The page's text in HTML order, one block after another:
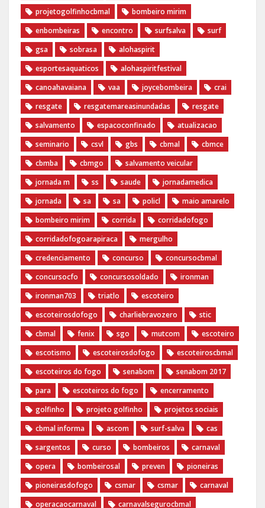
projetogolfinhocbmal
bombeiro mirim
enbombeiras
encontro surfsalva
surf
gsa
sobrasa
alohaspirit
esportesaquaticos
alohaspiritfestival
canoahavaiana
vaa joycebombeira
crai
resgate
resgatemareasinundadas
resgate
salvamento
espacoconfinado
atualizacao
seminario
csvl gbs cbmal
cbmce
cbmba
cbmgo
salvamento veicular
jornada m
ss saude
jornadamedica
jornada
sa sa policl
maio amarelo
bombeiro mirim
corrida
corridadofogo
corridadofogoarapiraca
mergulho
credenciamento
concurso
concursocbmal
concursocfo
concursosoldado
ironman
ironman703
triatlo
escoteiro
escoteirosdofogo
charliebravozero
stic
cbmal
fenix sgo mutcom
escoteiro
escotismo
escoteirosdofogo
escoteiroscbmal
escoteiros do fogo
senabom
senabom 2017
para
escoteiros do fogo
encerramento
golfinho
projeto golfinho
projetos sociais
cbmal informa
ascom surf-salva
cas
sargentos
curso bombeiros
carnaval
opera
bombeirosal preven
pioneiras
pioneirasdofogo
csmar csmar
carnaval
operacaocarnaval
carnavalsegurocbmal